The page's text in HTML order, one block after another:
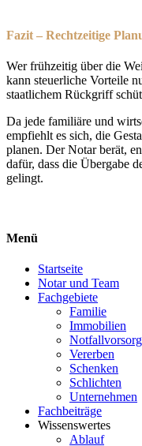
Fazit – Rechtzeitige
Wer frühzeitig über die
kann steuerliche Vorteile
staatlichem Rückgriff
Da jede familiäre und
empfiehlt es sich, die
planen. Der Notar berät,
dafür, dass die Übergabe
gelingt.
Menü
Startseite
Notar und Team
Fachgebiete
Familie
Immobilien
Vererben
Schenken
Schlichten
Unternehmen
Fachbeiträge
Wissenswertes
Ablauf